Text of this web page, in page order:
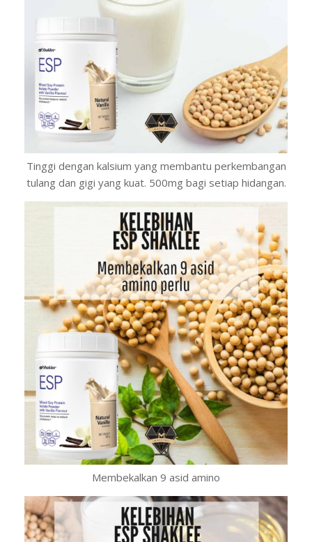
Tinggi dengan kalsium yang membantu perkembangan
tulang dan gigi yang kuat. 500mg bagi setiap hidangan.
Membekalkan 9 asid amino